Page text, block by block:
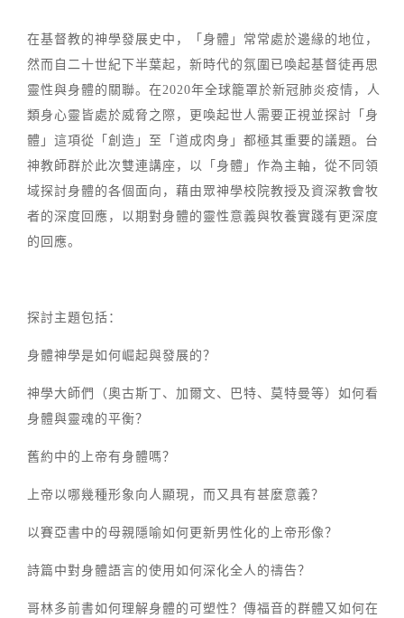
在基督教的神學發展史中，「身體」常常處於邊緣的地位，
然而自二十世紀下半葉起，新時代的氛圍已喚起基督徒再思
靈性與身體的關聯。在2020年全球籠罩於新冠肺炎疫情，人
類身心靈皆處於威脅之際，更喚起世人需要正視並探討「身
體」這項從「創造」至「道成肉身」都極其重要的議題。台
神教師群於此次雙連講座，以「身體」作為主軸，從不同領
域探討身體的各個面向，藉由眾神學校院教授及資深教會牧
者的深度回應，以期對身體的靈性意義與牧養實踐有更深度
的回應。
探討主題包括：
身體神學是如何崛起與發展的？
神學大師們（奧古斯丁、加爾文、巴特、莫特曼等）如何看
身體與靈魂的平衡？
舊約中的上帝有身體嗎？
上帝以哪幾種形象向人顯現，而又具有甚麼意義？
以賽亞書中的母親隱喻如何更新男性化的上帝形像？
詩篇中對身體語言的使用如何深化全人的禱告？
哥林多前書如何理解身體的可塑性？傳福音的群體又如何在